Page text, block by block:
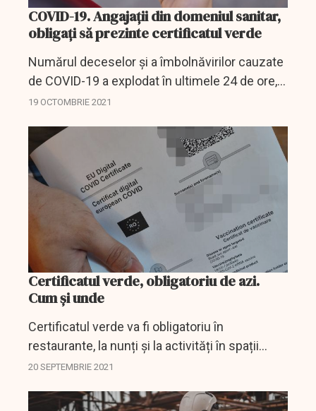
COVID-19. Angajații din domeniul sanitar,
obligați să prezinte certificatul verde
Numărul deceselor și a îmbolnăvirilor cauzate
de COVID-19 a explodat în ultimele 24 de ore,
România apropiidu-se cu pași repezi de o
frânare a...
19 OCTOMBRIE 2021
Certificatul verde, obligatoriu de azi.
Cum și unde
Certificatul verde va fi obligatoriu în
restaurante, la nunți și la activități în spații
închise începând de luni. Utilizarea
Guvern. Măsura se va...
20 SEPTEMBRIE 2021